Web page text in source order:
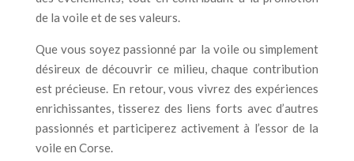
de la voile et de ses valeurs.
Que vous soyez passionné par la voile ou simplement
désireux de découvrir ce milieu, chaque contribution
est précieuse. En retour, vous vivrez des expériences
enrichissantes, tisserez des liens forts avec d’autres
passionnés et participerez activement à l’essor de la
voile en Corse.